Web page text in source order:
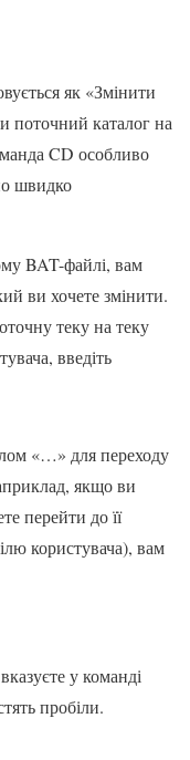
як «Змінити
поточний каталог на
CD особливо
швидко
BAT-файлі, вам
ви хочете змінити.
теку на теку
введіть
«…» для переходу
якщо ви
перейти до її
користувача), вам
у команді
пробіли.